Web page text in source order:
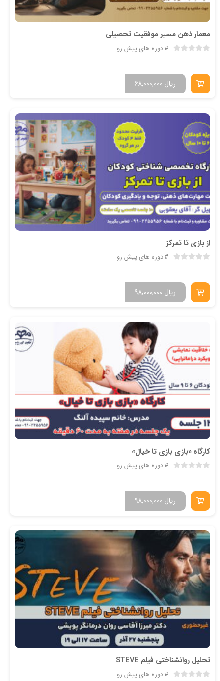
معمارِ ذهن مسیر موفقیت تحصیلی
دوره های پیش رو
68,000,000 ریال
از بازی تا تمرکز
دوره های پیش رو
98,000,000 ریال
کارگاه «بازی بازی تا خیال»
دوره های پیش رو
98,000,000 ریال
تحلیل روانشناختی فیلم STEVE
دوره های پیش رو